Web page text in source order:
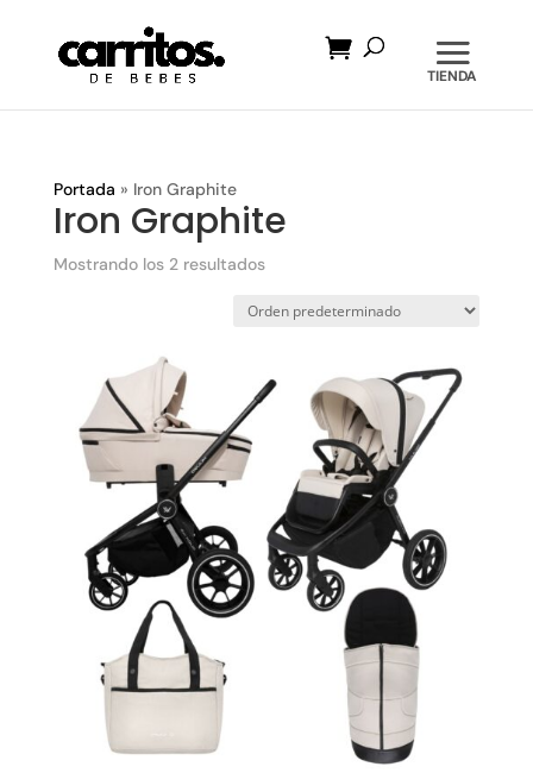
productos
Portada » Iron Graphite
Iron Graphite
Mostrando los 2 resultados